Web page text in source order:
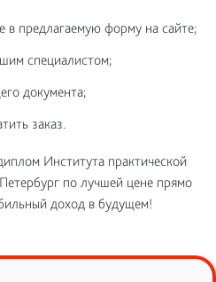
в предлагаемую форму на сайте;
специалистом;
документа;
заказ.
Института практической
по лучшей цене прямо
доход в будущем!